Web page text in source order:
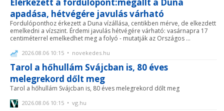
apadása, hétvégére javulás várható
Fordulóponthoz érkezett a Duna vízállása, centikben mérve, de elkezdett
emelkedni a vízszint. Érdemi javulás hétvégére várható: vasárnapra 17
centiméterrel emelkedhet meg a folyó - mutatják az Országos ...
2026.08.06 10:15 • novekedes.hu
Tarol a hőhullám Svájcban is, 80 éves
melegrekord dőlt meg
Tarol a hőhullám Svájcban is, 80 éves melegrekord dőlt meg
2026.08.06 10:15 • vg.hu